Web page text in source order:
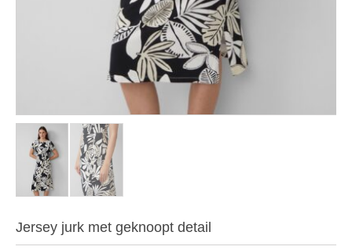
Jersey jurk met geknoopt detail